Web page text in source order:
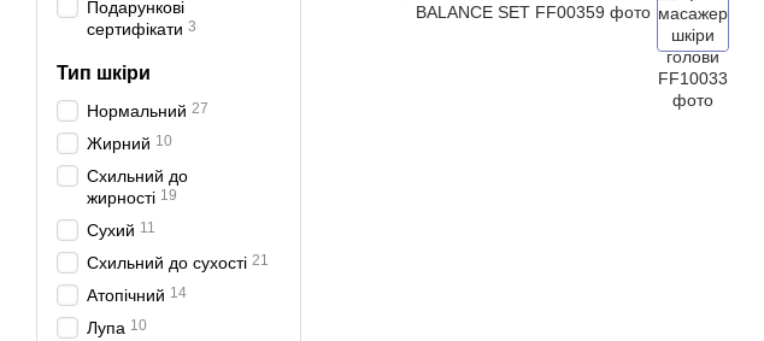
Подарункові
сертифікати 3
Тип шкіри
Нормальний 27
Жирний 10
Схильний до
жирності 19
Сухий 11
Схильний до сухості 21
Атопічний 14
Лупа 10